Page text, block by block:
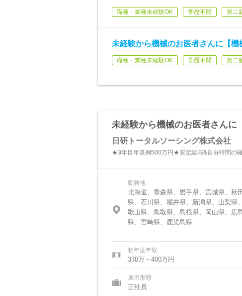
職種・業種未経験OK 学歴不問 第二
未経験から機械のお医者さんに【
職種・業種未経験OK 学歴不問 第二
未経験から機械のお医者さんに
日研トータルソーシング株式会社
★3年目年収例500万円★安定給与&自分時間の
勤務地
北海道、青森県、岩手県、宮城県、秋
県、石川県、福井県、新潟県、山梨県
歌山県、鳥取県、島根県、岡山県、広
県、宮崎県、鹿児島県
初年度年収
330万～400万円
雇用形態
正社員